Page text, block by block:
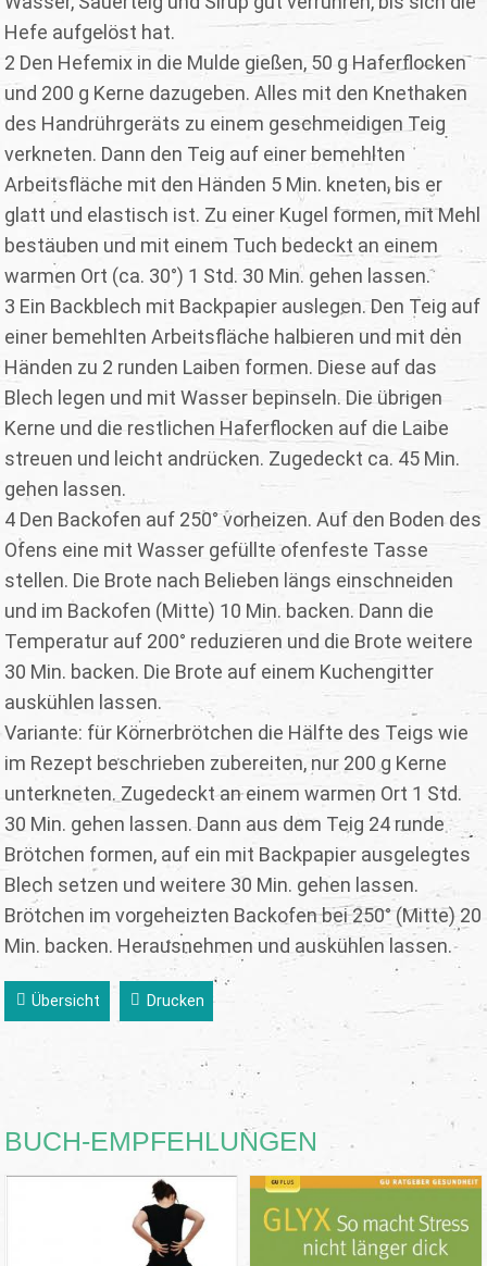
Hefe aufgelöst hat.
2 Den Hefemix in die Mulde gießen, 50 g Haferflocken
und 200 g Kerne dazugeben. Alles mit den Knethaken
des Handrührgeräts zu einem geschmeidigen Teig
verkneten. Dann den Teig auf einer bemehlten
Arbeitsfläche mit den Händen 5 Min. kneten, bis er
glatt und elastisch ist. Zu einer Kugel formen, mit Mehl
bestäuben und mit einem Tuch bedeckt an einem
warmen Ort (ca. 30°) 1 Std. 30 Min. gehen lassen.
3 Ein Backblech mit Backpapier auslegen. Den Teig auf
einer bemehlten Arbeitsfläche halbieren und mit den
Händen zu 2 runden Laiben formen. Diese auf das
Blech legen und mit Wasser bepinseln. Die übrigen
Kerne und die restlichen Haferflocken auf die Laibe
streuen und leicht andrücken. Zugedeckt ca. 45 Min.
gehen lassen.
4 Den Backofen auf 250° vorheizen. Auf den Boden des
Ofens eine mit Wasser gefüllte ofenfeste Tasse
stellen. Die Brote nach Belieben längs einschneiden
und im Backofen (Mitte) 10 Min. backen. Dann die
Temperatur auf 200° reduzieren und die Brote weitere
30 Min. backen. Die Brote auf einem Kuchengitter
auskühlen lassen.
Variante: für Körnerbrötchen die Hälfte des Teigs wie
im Rezept beschrieben zubereiten, nur 200 g Kerne
unterkneten. Zugedeckt an einem warmen Ort 1 Std.
30 Min. gehen lassen. Dann aus dem Teig 24 runde
Brötchen formen, auf ein mit Backpapier ausgelegtes
Blech setzen und weitere 30 Min. gehen lassen.
Brötchen im vorgeheizten Backofen bei 250° (Mitte) 20
Min. backen. Herausnehmen und auskühlen lassen.
Übersicht Drucken
BUCH-EMPFEHLUNGEN